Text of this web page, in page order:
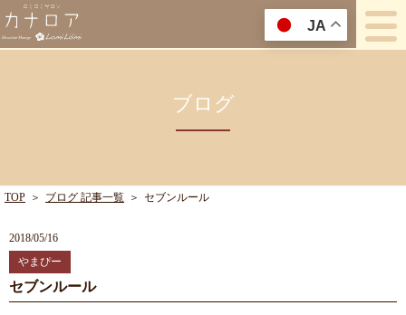
ブログ
TOP ＞ ブログ 記事一覧 ＞ セブンルール
2018/05/16
やまぴー
セブンルール
JA